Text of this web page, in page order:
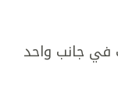
في جانب واحد